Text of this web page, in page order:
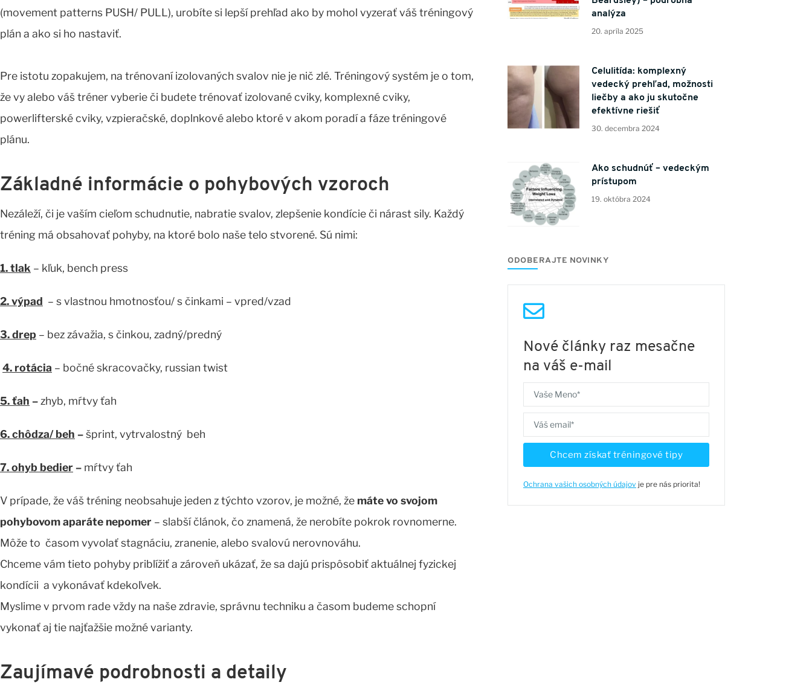
(movement patterns PUSH/ PULL), urobíte si lepší prehľad ako by mohol vyzerať váš tréningový
plán a ako si ho nastaviť.
Pre istotu zopakujem, na trénovaní izolovaných svalov nie je nič zlé. Tréningový systém je o tom,
že vy alebo váš tréner vyberie či budete trénovať izolované cviky, komplexné cviky,
powerlifterské cviky, vzpieračské, doplnkové alebo ktoré v akom poradí a fáze tréningové
plánu.
Základné informácie o pohybových vzoroch
Nezáleží, či je vaším cieľom schudnutie, nabratie svalov, zlepšenie kondície či nárast sily. Každý
tréning má obsahovať pohyby, na ktoré bolo naše telo stvorené. Sú nimi:
1. tlak – kľuk, bench press
2. výpad – s vlastnou hmotnosťou/ s činkami – vpred/vzad
3. drep – bez závažia, s činkou, zadný/predný
4. rotácia – bočné skracovačky, russian twist
5. ťah – zhyb, mŕtvy ťah
6. chôdza/ beh –šprint, vytrvalostný beh
7. ohyb bedier – mŕtvy ťah
V prípade, že váš tréning neobsahuje jeden z týchto vzorov, je možné, že máte vo svojom
pohybovom aparáte nepomer – slabší článok, čo znamená, že nerobíte pokrok rovnomerne.
Môže to časom vyvolať stagnáciu, zranenie, alebo svalovú nerovnováhu.
Chceme vám tieto pohyby priblížiť a zároveň ukázať, že sa dajú prispôsobiť aktuálnej fyzickej
kondícii a vykonávať kdekoľvek.
Myslime v prvom rade vždy na naše zdravie, správnu techniku a časom budeme schopní
vykonať aj tie najťažšie možné varianty.
Zaujímavé podrobnosti a detaily
analýza
20. apríla 2025
Celulitída: komplexný
vedecký prehľad, možnosti
liečby a ako ju skutočne
efektívne riešiť
30. decembra 2024
Ako schudnúť – vedeckým
prístupom
19. októbra 2024
ODOBERAJTE NOVINKY
Nové články raz mesačne
na váš e-mail
Chcem získať tréningové tipy
Ochrana vašich osobných údajov je pre nás priorita!